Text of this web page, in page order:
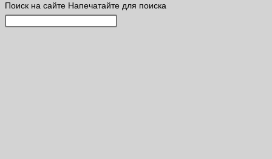
Поиск на сайте Напечатайте для поиска